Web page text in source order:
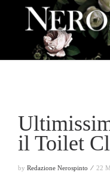
il Toilet
by Redazione Nerospinto ⁄ 22